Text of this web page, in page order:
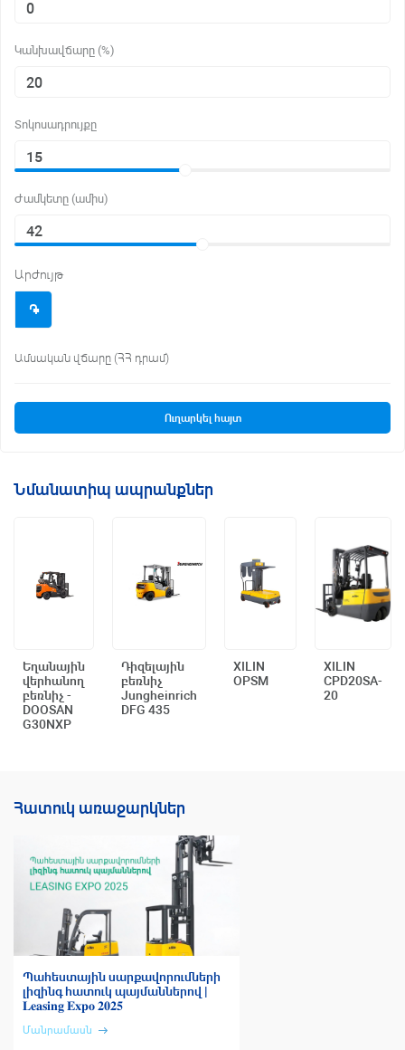
Կանխավճարը (%)
Տոկոսադրույքը
Ժամկետը (ամիս)
Արժույթ
֌
Ամսական վճարը (ՀՀ դրամ)
Ուղարկել հայտ
Նմանատիպ ապրանքներ
Արագ դիտում
Եղանային
վերհանող
բեռնիչ -
DOOSAN
G30NXP
Արագ դիտում
Դիզելային
բեռնիչ
Jungheinrich
DFG 435
Արագ դիտում
XILIN
OPSM
Արագ դիտում
XILIN
CPD20SA-
20
Հատուկ առաջարկներ
Պահեստային սարքավորումների
լիզինգ հատուկ պայմաններով |
𝐋𝐞𝐚𝐬𝐢𝐧𝐠 𝐄𝐱𝐩𝐨 𝟐𝟎𝟐𝟓
Մանրամասն